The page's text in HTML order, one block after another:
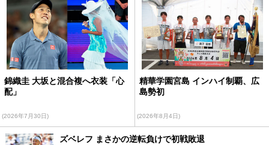
錦織圭 大坂と混合複へ衣装「心
配」
(2026年7月30日)
精華学園宮島 インハイ制覇、広
島勢初
(2026年8月4日)
ズベレフ まさかの逆転負けで初戦敗退